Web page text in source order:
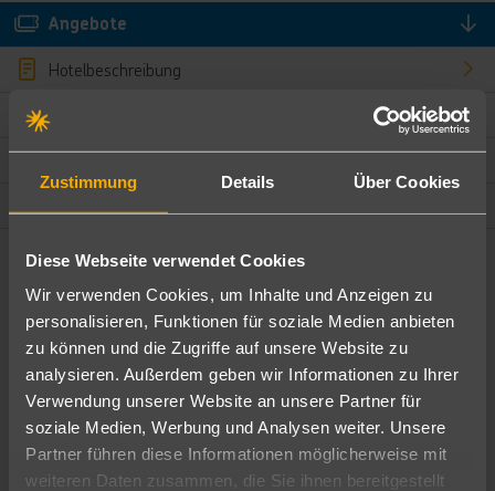
Zustimmung Details Über Cookies
Diese Webseite verwendet Cookies
Wir verwenden Cookies, um Inhalte und Anzeigen zu
personalisieren, Funktionen für soziale Medien anbieten
zu können und die Zugriffe auf unsere Website zu
analysieren. Außerdem geben wir Informationen zu Ihrer
Verwendung unserer Website an unsere Partner für
soziale Medien, Werbung und Analysen weiter. Unsere
Partner führen diese Informationen möglicherweise mit
weiteren Daten zusammen, die Sie ihnen bereitgestellt
Angebote
Hotelbeschreibung
Bewertungen
Ändere die Kriterien nach deinen Wünschen
Pauschal Nur Hotel
Abflughafen
Alle Abflughäfen